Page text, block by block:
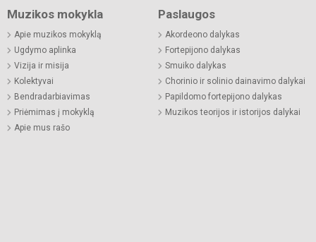
Muzikos mokykla
Apie muzikos mokyklą
Ugdymo aplinka
Vizija ir misija
Kolektyvai
Bendradarbiavimas
Priėmimas į mokyklą
Apie mus rašo
Paslaugos
Akordeono dalykas
Fortepijono dalykas
Smuiko dalykas
Chorinio ir solinio dainavimo dalykai
Papildomo fortepijono dalykas
Muzikos teorijos ir istorijos dalykai